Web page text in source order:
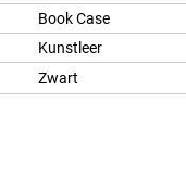
Book Case
Kunstleer
Zwart